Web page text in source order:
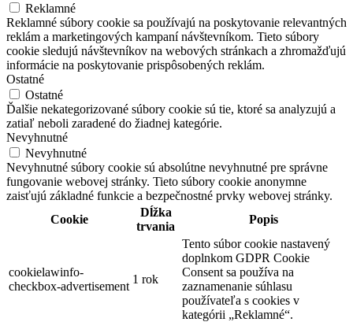
Reklamné
Reklamné súbory cookie sa používajú na poskytovanie relevantných
reklám a marketingových kampaní návštevníkom. Tieto súbory
cookie sledujú návštevníkov na webových stránkach a zhromažďujú
informácie na poskytovanie prispôsobených reklám.
Ostatné
Ostatné
Ďalšie nekategorizované súbory cookie sú tie, ktoré sa analyzujú a
zatiaľ neboli zaradené do žiadnej kategórie.
Nevyhnutné
Nevyhnutné
Nevyhnutné súbory cookie sú absolútne nevyhnutné pre správne
fungovanie webovej stránky. Tieto súbory cookie anonymne
zaisťujú základné funkcie a bezpečnostné prvky webovej stránky.
Cookie
Dĺžka
trvania
Popis
cookielawinfo-
checkbox-advertisement
1 rok
Tento súbor cookie nastavený
doplnkom GDPR Cookie
Consent sa používa na
zaznamenanie súhlasu
používateľa s cookies v
kategórii „Reklamné“.